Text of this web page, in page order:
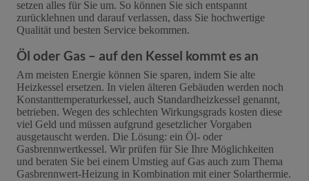
setzen alles für Sie um. So können Sie sich entspannt
zurücklehnen und darauf verlassen, dass Sie hochwertige
Qualität und besten Service bekommen.
Öl oder Gas – auf den Kessel kommt es an
Am meisten Energie können Sie sparen, indem Sie alte
Heizkessel ersetzen. In vielen älteren Gebäuden werden noch
Konstanttemperaturkessel, auch Standardheizkessel genannt,
betrieben. Wegen des schlechten Wirkungsgrads kosten diese
viel Geld und müssen aufgrund gesetzlicher Vorgaben
ausgetauscht werden. Die Lösung: ein Öl- oder
Gasbrennwertkessel. Wir prüfen für Sie Ihre Möglichkeiten
und beraten Sie bei einem Umstieg auf Gas auch zum Thema
Gasbrennwert-Heizung in Kombination mit einer Solarthermie.